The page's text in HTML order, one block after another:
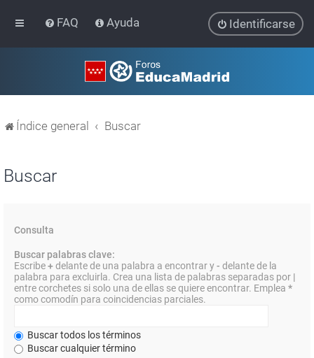
FAQ Ayuda Identificarse
Índice general Buscar
Buscar
Consulta
Buscar palabras clave:
Escribe+delante de una palabra a encontrar y- delante de la
palabra para excluirla. Crea una lista de palabras separadas por |
entre corchetes si solo una de ellas se quiere encontrar. Emplea *
como comodín para coincidencias parciales.
Buscar todos los términos
Buscar cualquier término